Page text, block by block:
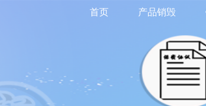
首页 产品销毁